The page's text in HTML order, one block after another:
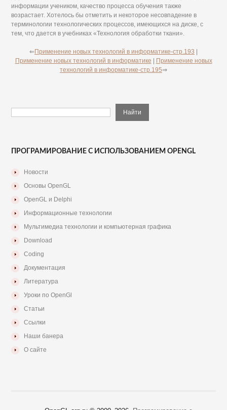
информации учеником, качество процесса обучения также
возрастает. Хотелось бы отметить и некоторое несовпадение в
терминологии технологических процессов, имеющихся на диске, с
тем, что дается в учебниках «Технология обработки ткани».
⇐Применение новых технологий в информатике-стр.193
Применение новых технологий в информатике
Применение новых
технологий в информатике-стр.195⇒
ПРОГРАМИРОВАНИЕ С ИСПОЛЬЗОВАНИЕМ OPENGL
Новости
Основы OpenGL
OpenGL и Delphi
Информационные технологии
Мультимедиа технологии и компьютерная графика
Download
Coding
Документация
Литература
Уроки по OpenGl
Статьи
Ссылки
Наши банера
О сайте